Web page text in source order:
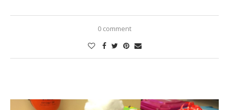
0 comment